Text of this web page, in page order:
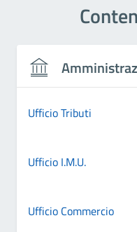
Ufficio Tributi
Ufficio I.M.U.
Ufficio Commercio